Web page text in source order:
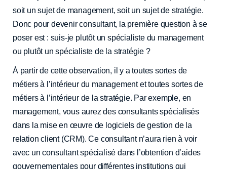
soit un sujet de management, soit un sujet de stratégie.
Donc pour devenir consultant, la première question à se
poser est : suis-je plutôt un spécialiste du management
ou plutôt un spécialiste de la stratégie ?
À partir de cette observation, il y a toutes sortes de
métiers à l’intérieur du management et toutes sortes de
métiers à l’intérieur de la stratégie. Par exemple, en
management, vous aurez des consultants spécialisés
dans la mise en œuvre de logiciels de gestion de la
relation client (CRM). Ce consultant n’aura rien à voir
avec un consultant spécialisé dans l’obtention d’aides
gouvernementales pour différentes institutions qui